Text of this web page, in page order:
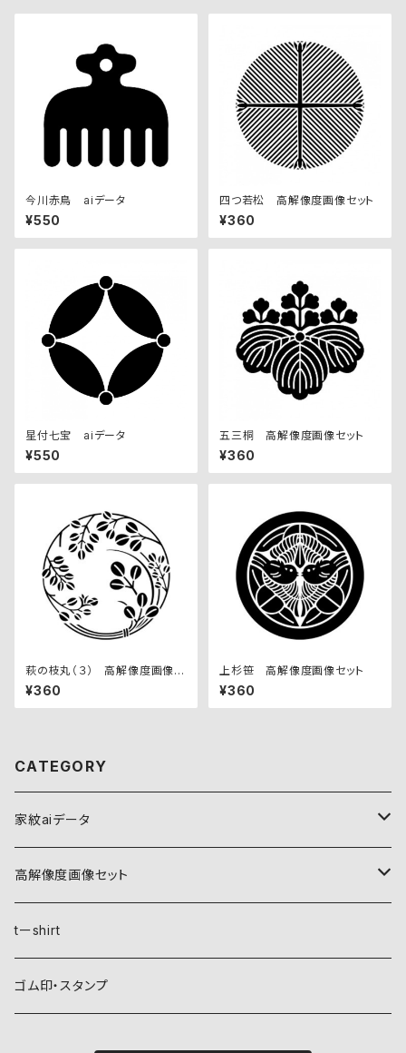
今川赤鳥 aiデータ
¥550
四つ若松 高解像度画像セット
¥360
星付七宝 aiデータ
¥550
五三桐 高解像度画像セット
¥360
萩の枝丸（３） 高解像度画像セ
ット
¥360
上杉笹 高解像度画像セット
¥360
CATEGORY
家紋aiデータ
自然紋
稲妻
霞
植物紋
葵
動物紋
高解像度画像セット
自然紋
稲妻
植物紋
tーshirt
ゴム印・スタンプ